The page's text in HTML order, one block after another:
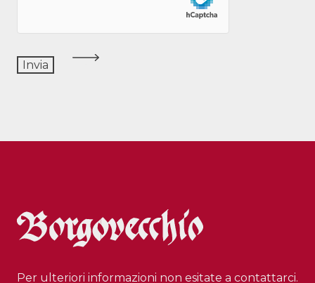
Per ulteriori informazioni non esitate a contattarci.